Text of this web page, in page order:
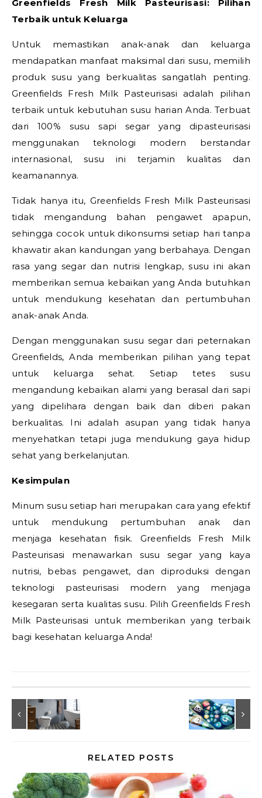
Greenfields Fresh Milk Pasteurisasi: Pilihan
Terbaik untuk Keluarga
Untuk memastikan anak-anak dan keluarga
mendapatkan manfaat maksimal dari susu, memilih
produk susu yang berkualitas sangatlah penting.
Greenfields Fresh Milk Pasteurisasi adalah pilihan
terbaik untuk kebutuhan susu harian Anda. Terbuat
dari 100% susu sapi segar yang dipasteurisasi
menggunakan teknologi modern berstandar
internasional, susu ini terjamin kualitas dan
keamanannya.
Tidak hanya itu, Greenfields Fresh Milk Pasteurisasi
tidak mengandung bahan pengawet apapun,
sehingga cocok untuk dikonsumsi setiap hari tanpa
khawatir akan kandungan yang berbahaya. Dengan
rasa yang segar dan nutrisi lengkap, susu ini akan
memberikan semua kebaikan yang Anda butuhkan
untuk mendukung kesehatan dan pertumbuhan
anak-anak Anda.
Dengan menggunakan susu segar dari peternakan
Greenfields, Anda memberikan pilihan yang tepat
untuk keluarga sehat. Setiap tetes susu
mengandung kebaikan alami yang berasal dari sapi
yang dipelihara dengan baik dan diberi pakan
berkualitas. Ini adalah asupan yang tidak hanya
menyehatkan tetapi juga mendukung gaya hidup
sehat yang berkelanjutan.
Kesimpulan
Minum susu setiap hari merupakan cara yang efektif
untuk mendukung pertumbuhan anak dan
menjaga kesehatan fisik. Greenfields Fresh Milk
Pasteurisasi menawarkan susu segar yang kaya
nutrisi, bebas pengawet, dan diproduksi dengan
teknologi pasteurisasi modern yang menjaga
kesegaran serta kualitas susu. Pilih Greenfields Fresh
Milk Pasteurisasi untuk memberikan yang terbaik
bagi kesehatan keluarga Anda!
RELATED POSTS